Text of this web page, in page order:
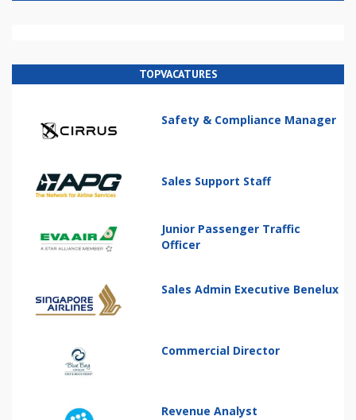
TOPVACATURES
Safety & Compliance Manager
Sales Support Staff
Junior Passenger Traffic
Officer
Sales Admin Executive Benelux
Commercial Director
Revenue Analyst